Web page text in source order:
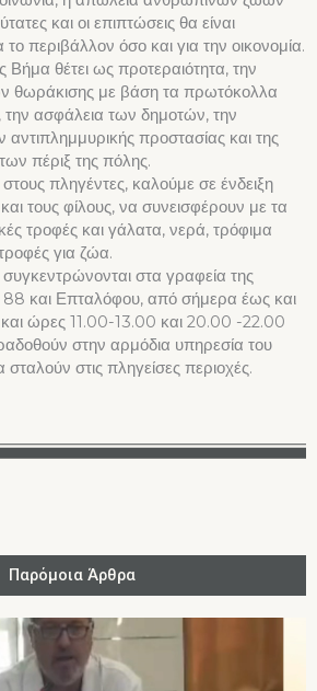
και οι επιπτώσεις θα είναι
περιβάλλον όσο και για την οικονομία.
θέτει ως προτεραιότητα, την
θωράκισης με βάση τα πρωτόκολλα
την ασφάλεια των δημοτών, την
προστασίας και της
πέριξ της πόλης.
πληγέντες, καλούμε σε ένδειξη
τους φίλους, να συνεισφέρουν με τα
τροφές και γάλατα, νερά, τρόφιμα
για ζώα.
στα γραφεία της
88 και Επταλόφου, από σήμερα έως και
ώρες 11.00-13.00 και 20.00 -22.00
στην αρμόδια υπηρεσία του
στις πληγείσες περιοχές.
Παρόμοια Άρθρα